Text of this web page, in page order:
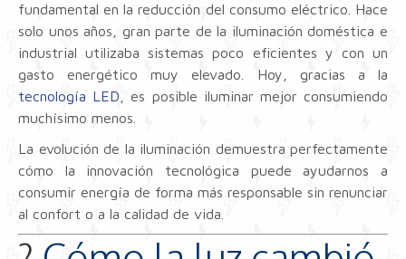
fundamental en la reducción del consumo eléctrico. Hace
solo unos años, gran parte de la iluminación doméstica e
industrial utilizaba sistemas poco eficientes y con un
gasto energético muy elevado. Hoy, gracias a la
tecnología LED , es posible iluminar mejor consumiendo
muchísimo menos.
La evolución de la iluminación demuestra perfectamente
cómo la innovación tecnológica puede ayudarnos a
consumir energía de forma más responsable sin renunciar
al confort o a la calidad de vida.